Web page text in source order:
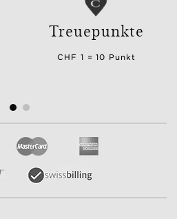
Treuepunkte
CHF 1 = 10 Punkt